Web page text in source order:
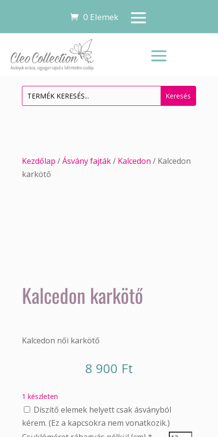
0 Elemek
Kezdőlap /Ásvány fajták/ Kalcedon / Kalcedon
karkötő
Kalcedon karkötő
Kalcedon női karkötő
8 900 Ft
1 készleten
Díszítő elemek helyett csak ásványból
kérem. (Ez a kapcsokra nem vonatkozik.)